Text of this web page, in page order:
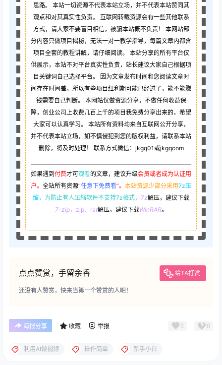
思路。 本站一切资源不代表本站立场，并不代表本站赞同其
观点和对其真实性负责。 互联网转载资源会有一些其他联系
方式，请大家不要盲目相信，被骗本站概不负责！ 本网站部
分内容只做项目揭秘，无法一对一教学指导，每篇文章内都含
项目全套的教程讲解，请仔细阅读。 本站分享的所有平台仅
供展示，本站不对平台真实性负责，站长建议大家自己根据项
目关键词自己选择平台。 因为文章发布时间和您阅读文章时
间存在时间差，所以有些项目红利期可能已经过了，能不能赚
钱需要自己判断。 本网站仅做资源分享，不做任何收益保
障，创业公司上收费几百上千的项目我免费分享出来的，希望
大家可以认真学习。 本站所有资料均来自互联网公开分享，
并不代表本站立场，如不慎侵犯到您的版权利益，请联系本站
删除，将及时处理！ 联系方式微信：jkgq01或jkgqcom
如果遇到 付费才可观看的文章，建议升级会员或者成为认证用
户。 全站所有资源“任意下免费看”。 本站资源少部分采用7z压
缩， 为防止有人压缩软件不支持7z格式，7z解压，建议下载
7-zip，zip、rar解压，建议下载WinRAR。
点点赞赏，手留余香 给TA打赏
还没有人赞赏，快来当第一个赞赏的人吧！
海报分享 收藏 举报 0 0
利用AI做视频 操作简单 新手小白